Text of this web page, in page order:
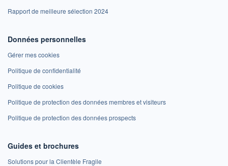
Rapport de meilleure sélection 2024
Données personnelles
Gérer mes cookies
Politique de confidentialité
Politique de cookies
Politique de protection des données membres et visiteurs
Politique de protection des données prospects
Guides et brochures
Solutions pour la Clientèle Fragile